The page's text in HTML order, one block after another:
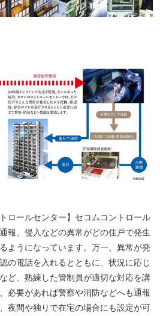
ロールセンター】セコムコントロール
報、侵入などの異常がどの住戸で発生
ようになっています。万一、異常が発
の電話を入れるとともに、状況に応じ
ど、熟練した管制員が適切な対応を講
必要があれば警察や消防などへも通報
夜間や独りで在宅の場合にも設定が可